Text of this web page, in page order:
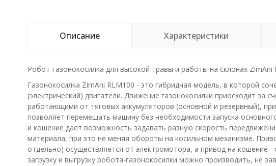
Описание Характеристики
Робот-газонокосилка для высокой травы и работы на склонах
Газонокосилка ZimAni RLM100 - это гибридная модель, в которой
(электрический) двигатели. Движение газонокосилки приосходит за
работающими от тяговых аккумуляторов (основной и резервный),
позволяет перемещать машину без необходимости запуска
и кошение дает возможность задавать разную скорость
материала, при это не меняя обороты на косильном механизме.
отдельно) осуществляется от электромотора, а привод на кошение -
загрузку и выгрузку робота-газонокосилки можно производить, не